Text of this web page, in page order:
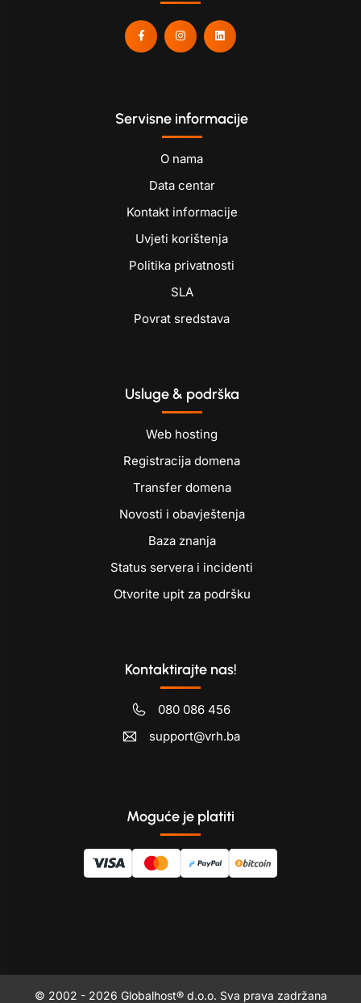
Servisne informacije
O nama
Data centar
Kontakt informacije
Uvjeti korištenja
Politika privatnosti
SLA
Povrat sredstava
Usluge & podrška
Web hosting
Registracija domena
Transfer domena
Novosti i obavještenja
Baza znanja
Status servera i incidenti
Otvorite upit za podršku
Kontaktirajte nas!
080 086 456
support@vrh.ba
Moguće je platiti
© 2002 - 2026 Globalhost® d.o.o. Sva prava zadržana